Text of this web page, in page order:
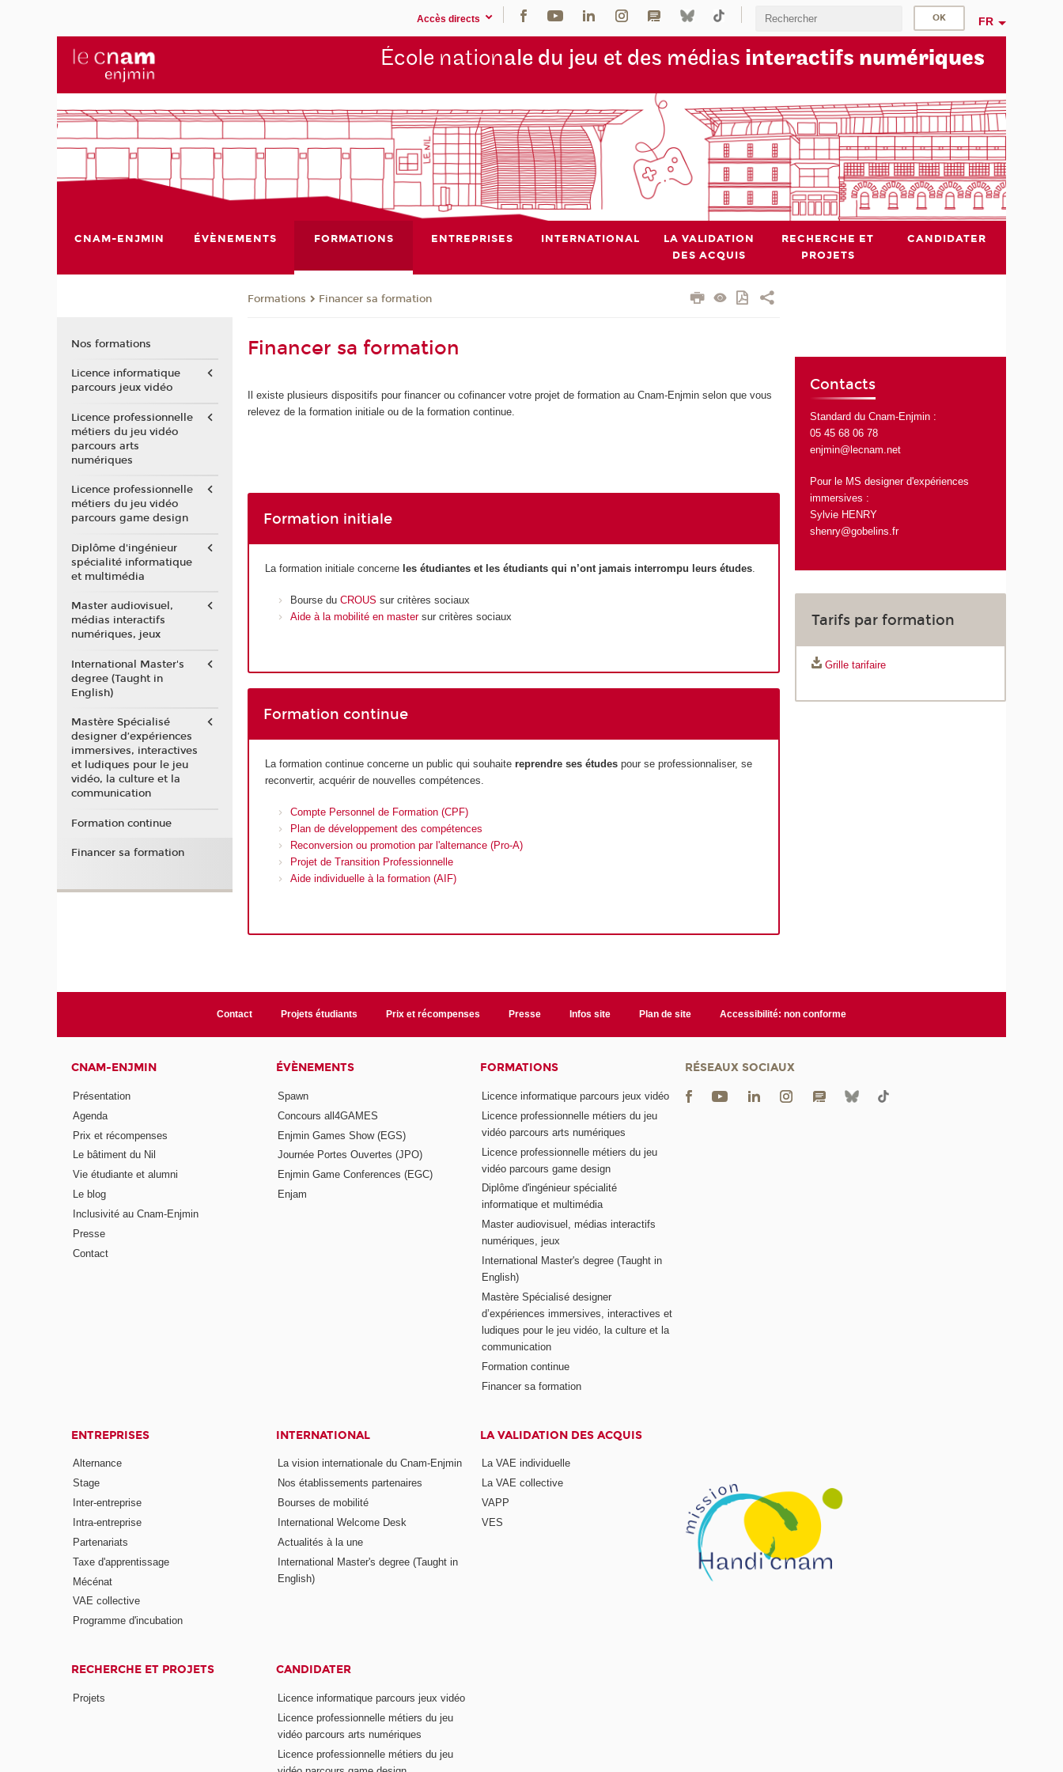
Accès directs FR
École nationale du jeu et des médias interactifs numériques
CNAM-ENJMIN ÉVÈNEMENTS FORMATIONS ENTREPRISES INTERNATIONAL
LA VALIDATION
DES ACQUIS
RECHERCHE ET
PROJETS
CANDIDATER
Formations Financer sa formation
Financer sa formation
Il existe plusieurs dispositifs pour financer ou cofinancer votre projet de formation au Cnam-Enjmin selon que vous
relevez de la formation initiale ou de la formation continue.
Formation initiale
La formation initiale concerne les étudiantes et les étudiants qui n’ont jamais interrompu leurs études.
Bourse duCROUS sur critères sociaux
Aide à la mobilité en mastersur critères sociaux
Formation continue
La formation continue concerne un public qui souhaite reprendre ses études pour se professionnaliser, se
reconvertir, acquérir de nouvelles compétences.
Compte Personnel de Formation (CPF)
Plan de développement des compétences
Reconversion ou promotion par l'alternance (Pro-A)
Projet de Transition Professionnelle
Aide individuelle à la formation (AIF)
Contacts
Standard du Cnam-Enjmin :
05 45 68 06 78
enjmin@lecnam.net
Pour le MS designer d'expériences
immersives :
Sylvie HENRY
shenry@gobelins.fr
Tarifs par formation
Grille tarifaire
Nos formations
Licence informatique
parcours jeux vidéo
Licence professionnelle
métiers du jeu vidéo
parcours arts
numériques
Licence professionnelle
métiers du jeu vidéo
parcours game design
Diplôme d'ingénieur
spécialité informatique
et multimédia
Master audiovisuel,
médias interactifs
numériques, jeux
International Master's
degree (Taught in
English)
Mastère Spécialisé
designer d’expériences
immersives, interactives
et ludiques pour le jeu
vidéo, la culture et la
communication
Formation continue
Financer sa formation
Contact Projets étudiants Prix et récompenses Presse Infos site Plan de site Accessibilité: non conforme
CNAM-ENJMIN
Présentation
Agenda
Prix et récompenses
Le bâtiment du Nil
Vie étudiante et alumni
Le blog
Inclusivité au Cnam-Enjmin
Presse
Contact
ÉVÈNEMENTS
Spawn
Concours all4GAMES
Enjmin Games Show (EGS)
Journée Portes Ouvertes (JPO)
Enjmin Game Conferences (EGC)
Enjam
FORMATIONS
Licence informatique parcours jeux vidéo
Licence professionnelle métiers du jeu
vidéo parcours arts numériques
Licence professionnelle métiers du jeu
vidéo parcours game design
Diplôme d'ingénieur spécialité
informatique et multimédia
Master audiovisuel, médias interactifs
numériques, jeux
International Master's degree (Taught in
English)
Mastère Spécialisé designer
d’expériences immersives, interactives et
ludiques pour le jeu vidéo, la culture et la
communication
Formation continue
Financer sa formation
ENTREPRISES
Alternance
Stage
Inter-entreprise
Intra-entreprise
Partenariats
Taxe d'apprentissage
Mécénat
VAE collective
Programme d'incubation
INTERNATIONAL
La vision internationale du Cnam-Enjmin
Nos établissements partenaires
Bourses de mobilité
International Welcome Desk
Actualités à la une
International Master's degree (Taught in
English)
LA VALIDATION DES ACQUIS
La VAE individuelle
La VAE collective
VAPP
VES
RECHERCHE ET PROJETS
Projets
CANDIDATER
Licence informatique parcours jeux vidéo
Licence professionnelle métiers du jeu
vidéo parcours arts numériques
Licence professionnelle métiers du jeu
RÉSEAUX SOCIAUX